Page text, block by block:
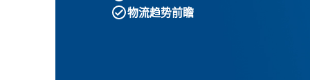
物流趋势前瞻